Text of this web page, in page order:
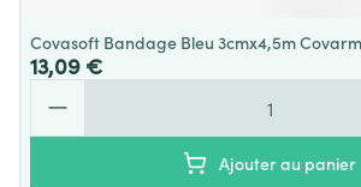
Covasoft Bandage Bleu 3cmx4,5m
13,09 €
Ajouter au panier